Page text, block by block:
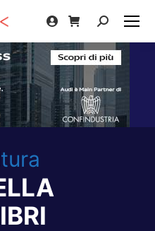
Cerca: